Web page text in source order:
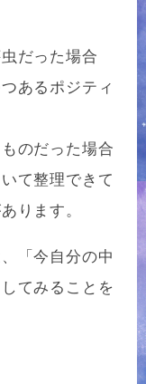
だった場合
あるポジティ
のだった場合
て整理できて
ります。
「今自分の中
てみることを